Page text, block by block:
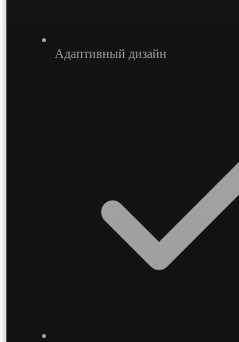
Адаптивный дизайн